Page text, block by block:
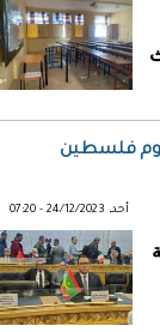
فلسطين
أحد, 24/12/2023 - 07:20